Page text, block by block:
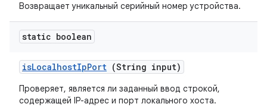
Возвращает уникальный серийный номер устройства.
static boolean
isLocalhostIpPort (String input)
Проверяет, является ли заданный ввод строкой,
содержащей IP-адрес и порт локального хоста.